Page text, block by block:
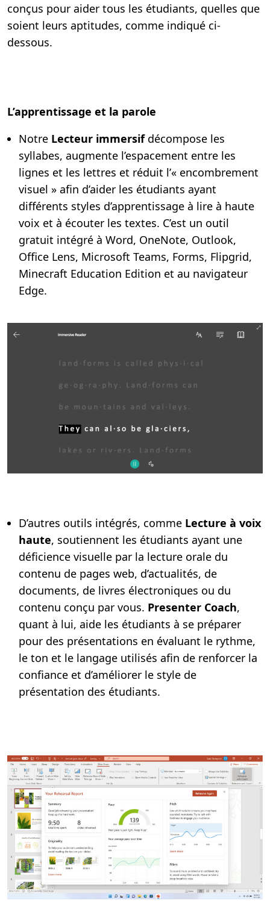
conçus pour aider tous les étudiants, quelles que
soient leurs aptitudes, comme indiqué ci-
dessous.
L’apprentissage et la parole
Notre Lecteur immersifdécompose les
syllabes, augmente l’espacement entre les
lignes et les lettres et réduit l’« encombrement
visuel » afin d’aider les étudiants ayant
différents styles d’apprentissage à lire à haute
voix et à écouter les textes. C’est un outil
gratuit intégré à Word, OneNote, Outlook,
Office Lens, Microsoft Teams, Forms, Flipgrid,
Minecraft Education Edition et au navigateur
Edge.
D’autres outils intégrés, comme Lecture à voix
haute, soutiennent les étudiants ayant une
déficience visuelle par la lecture orale du
contenu de pages web, d’actualités, de
documents, de livres électroniques ou du
contenu conçu par vous. Presenter Coach,
quant à lui, aide les étudiants à se préparer
pour des présentations en évaluant le rythme,
le ton et le langage utilisés afin de renforcer la
confiance et d’améliorer le style de
présentation des étudiants.